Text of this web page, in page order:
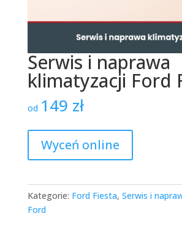
Serwis i naprawa
klimatyzacji Ford
od 149 zł
Wyceń online
Kategorie: Ford Fiesta, Serwis i
Ford